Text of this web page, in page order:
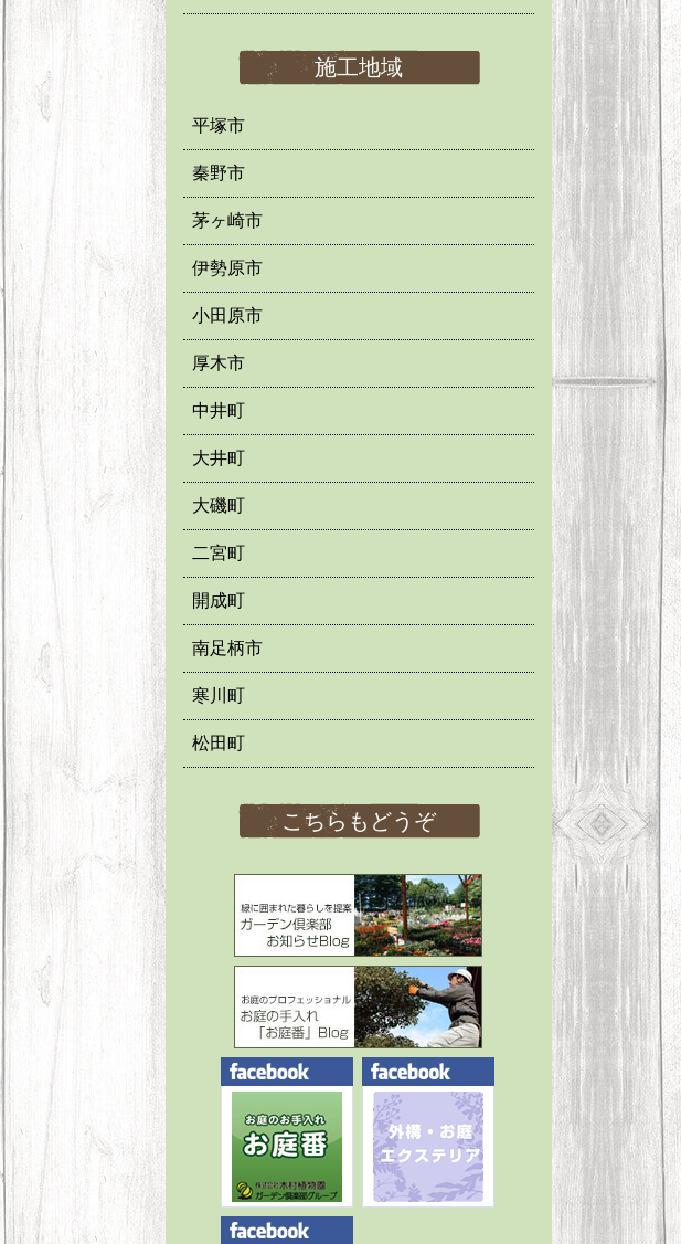
施工地域
平塚市
秦野市
茅ヶ崎市
伊勢原市
小田原市
厚木市
中井町
大井町
大磯町
二宮町
開成町
南足柄市
寒川町
松田町
こちらもどうぞ